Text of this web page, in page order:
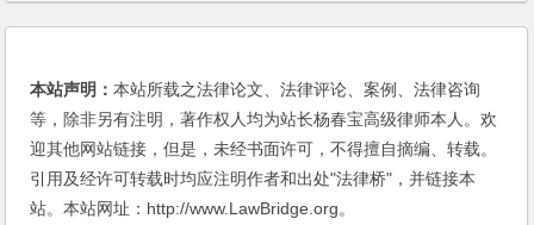
本站声明：本站所载之法律论文、法律评论、案例、法律咨询
等，除非另有注明，著作权人均为站长杨春宝高级律师本人。欢
迎其他网站链接，但是，未经书面许可，不得擅自摘编、转载。
引用及经许可转载时均应注明作者和出处"法律桥"，并链接本
站。本站网址：http://www.LawBridge.org。